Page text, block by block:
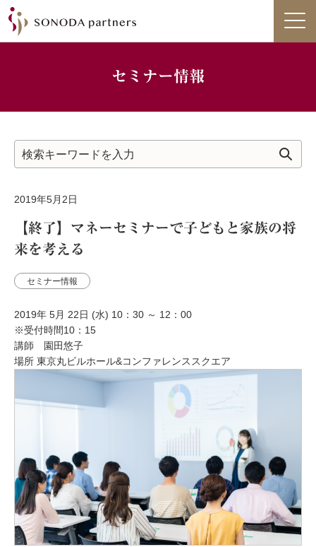
セミナー情報
2019年5月2日
【終了】マネーセミナーで子どもと家族の将
来を考える
セミナー情報
2019年 5月 22日 (水) 10：30 ～ 12：00
※受付時間10：15
講師 園田悠子
場所 東京丸ビルホール&コンファレンススクエア